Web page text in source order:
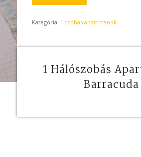
Kategória: 1 szobás apartmanok
1 Hálószobás
Barracuda